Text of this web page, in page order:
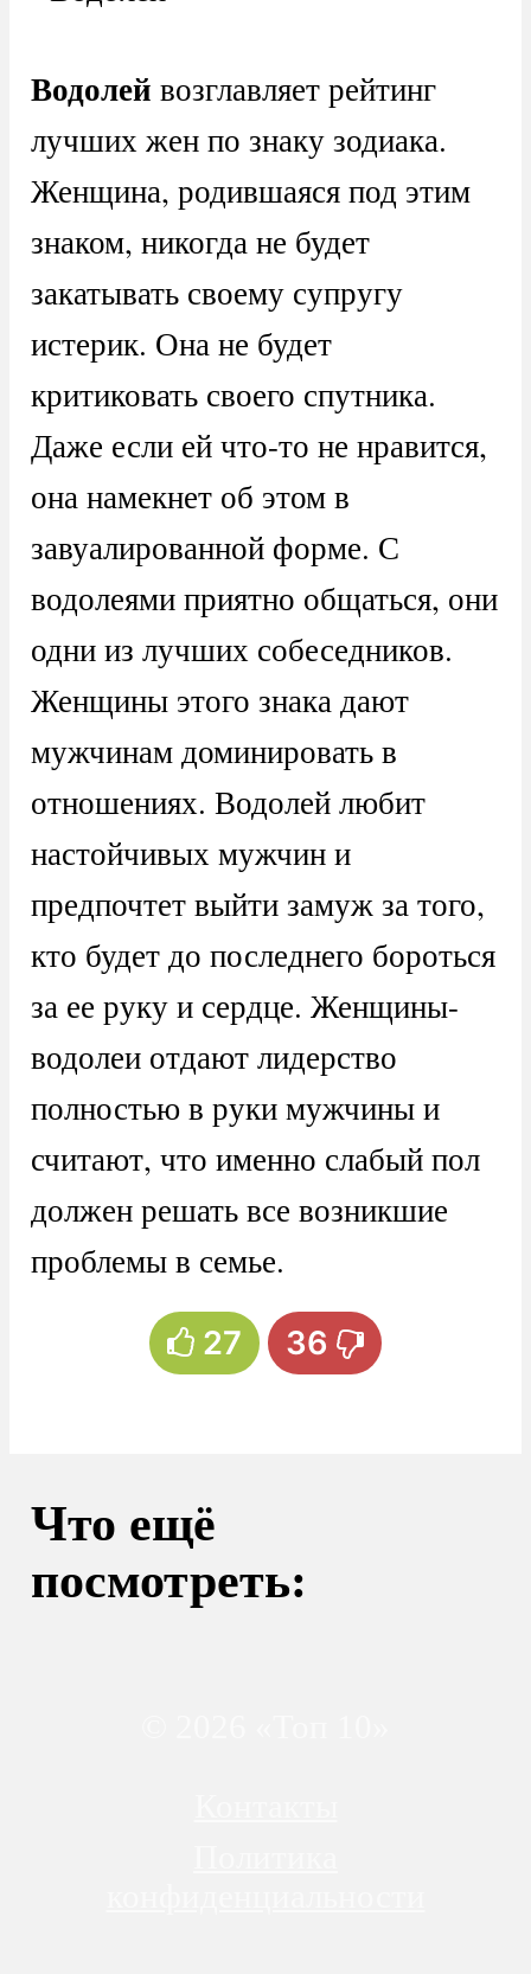
Водолей возглавляет рейтинг
лучших жен по знаку зодиака.
Женщина, родившаяся под этим
знаком, никогда не будет
закатывать своему супругу
истерик. Она не будет
критиковать своего спутника.
Даже если ей что-то не нравится,
она намекнет об этом в
завуалированной форме. С
водолеями приятно общаться, они
одни из лучших собеседников.
Женщины этого знака дают
мужчинам доминировать в
отношениях. Водолей любит
настойчивых мужчин и
предпочтет выйти замуж за того,
кто будет до последнего бороться
за ее руку и сердце. Женщины-
водолеи отдают лидерство
полностью в руки мужчины и
считают, что именно слабый пол
должен решать все возникшие
проблемы в семье.
27 36
Что ещё
посмотреть: